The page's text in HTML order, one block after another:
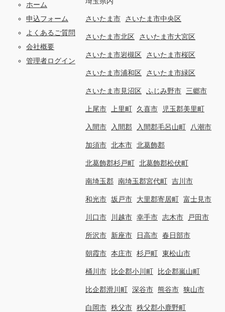
ホーム
申込フォーム
よくあるご質問
会社概要
管理者ログイン
さいたま市 さいたま市中央区
さいたま市北区 さいたま市大宮区
さいたま市岩槻区 さいたま市桜区
さいたま市浦和区 さいたま市緑区
さいたま市見沼区 ふじみ野市 三郷市
上尾市 上里町 久喜市 児玉郡美里町
入間市 入間郡 入間郡毛呂山町 八潮市
加須市 北本市 北葛飾郡
北葛飾郡杉戸町 北葛飾郡松伏町
南埼玉郡 南埼玉郡宮代町 吉川市
和光市 坂戸市 大里郡寄居町 富士見市
川口市 川越市 幸手市 志木市 戸田市
所沢市 新座市 日高市 春日部市
朝霞市 本庄市 杉戸町 東松山市
桶川市 比企郡小川町 比企郡嵐山町
比企郡滑川町 深谷市 熊谷市 狭山市
白岡市 秩父市 秩父郡小鹿野町